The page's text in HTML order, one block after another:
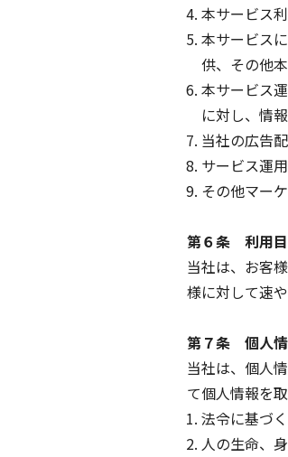
本サービス
本サービス
供、その他
本サービス
に対し、情
当社の広告
サービス運
その他マー
第６条 利用
当社は、お客
様に対して速
第７条 個人
当社は、個人
て個人情報を
法令に基づ
人の生命、